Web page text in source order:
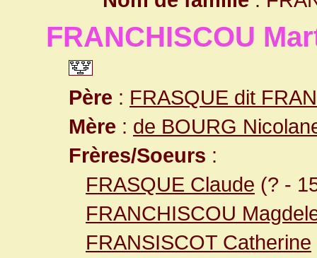
FRANCHISCOU
Père : FRASQUE dit
Mère : de BOURG
Frères/Soeurs :
FRASQUE Claude (? -
FRANCHISCOU
FRANSISCOT Catherine